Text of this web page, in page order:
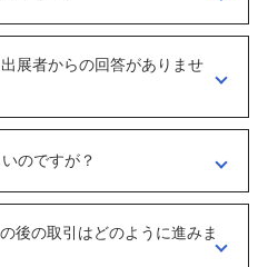
込みください。
を行う訳ではなくまずは、どのよ
いと連絡ください。
展者からの回答がありませ
回答がない出展者には返事をする
ので、数日経っても返信がない場
のですが？
詳細情報をリクエストしてくださ
すので、丁寧な言葉遣いを心掛け
後の取引はどのように進みま